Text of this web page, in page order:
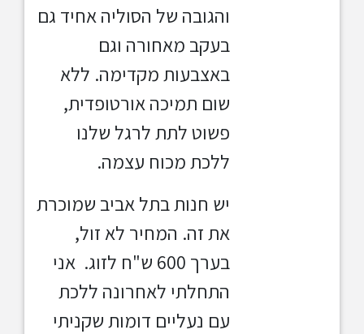
והגובה של הסוליה אחיד גם
בעקב מאחורה וגם
באצבעות מקדימה. ללא
שום תמיכה אורטופדית,
פשוט לתת לרגל שלנו
ללכת מכוח עצמה.
יש חנות בתל אביב שמוכרת
את זה. המחיר לא זול,
בערך 600 ש"ח לזוג. אני
התחלתי לאחרונה ללכת
עם נעליים דומות שקניתי